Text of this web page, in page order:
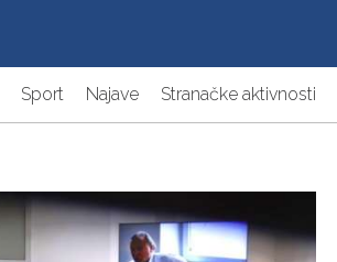
Sport Najave Stranačke aktivnosti